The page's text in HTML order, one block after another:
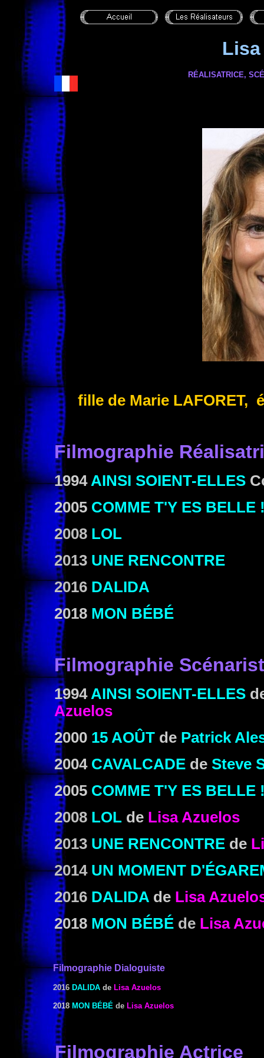
Lisa
RÉALISATRICE,
fille de Marie LAFORET,
Filmographie Réalisat
1994 AINSI SOIENT-ELLES
2005 COMME T'Y ES BELLE
2008 LOL
2013 UNE RENCONTRE
2016 DALIDA
2018 MON BÉBÉ
Filmographie
1994 AINSI SOIENT-ELLES
Azuelos
2000 15 AOÛT de Patrick
2004 CAVALCADE de Steve
2005 COMME T'Y ES BELLE
2008 LOL de Lisa Azuelos
2013 UNE RENCONTRE de
2014 UN MOMENT
2016 DALIDA de Lisa
2018 MON BÉBÉ de Lisa
Filmographie Dialoguiste
2016 DALIDA de Lisa Azuelos
2018 MON BÉBÉ de Lisa Azuelos
Filmographie Actrice